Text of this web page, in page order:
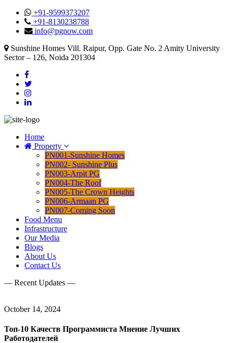
+91-9599373207
+91-8130238788
info@pgnow.com
Sunshine Homes Vill. Raipur, Opp. Gate No. 2 Amity University
Sector – 126, Noida 201304
Home
Property
PN001-Sunshine Homes
PN002- Sunshine Plus
PN003-Arpit PG
PN004-The Roof
PN005-The Crown Heights
PN006-Armaan PG
PN007-Coming Soon
Food Menu
Infrastructure
Our Media
Blogs
About Us
Contact Us
— Recent Updates —
October 14, 2024
Топ-10 Качеств Программиста Мнение Лучших
Работодателей